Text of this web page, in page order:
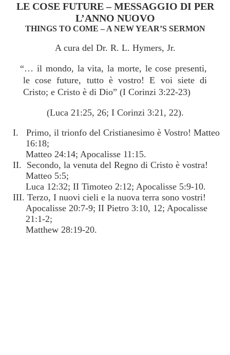
LE COSE FUTURE – MESSAGGIO DI PER
L’ANNO NUOVO
THINGS TO COME – A NEW YEAR’S SERMON
A cura del Dr. R. L. Hymers, Jr.
“… il mondo, la vita, la morte, le cose presenti,
le cose future, tutto è vostro! E voi siete di
Cristo; e Cristo è di Dio” (I Corinzi 3:22-23)
(Luca 21:25, 26; I Corinzi 3:21, 22).
I. Primo, il trionfo del Cristianesimo è Vostro! Matteo
16:18;
Matteo 24:14; Apocalisse 11:15.
II. Secondo, la venuta del Regno di Cristo è vostra!
Matteo 5:5;
Luca 12:32; II Timoteo 2:12; Apocalisse 5:9-10.
III. Terzo, I nuovi cieli e la nuova terra sono vostri!
Apocalisse 20:7-9; II Pietro 3:10, 12; Apocalisse
21:1-2;
Matthew 28:19-20.